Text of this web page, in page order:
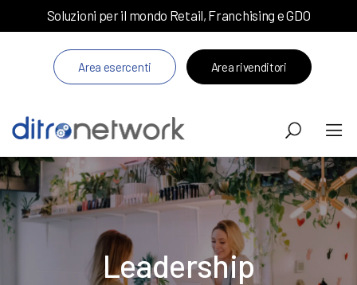
Soluzioni per il mondo Retail, Franchising e GDO
Area esercenti Area rivenditori
Leadership